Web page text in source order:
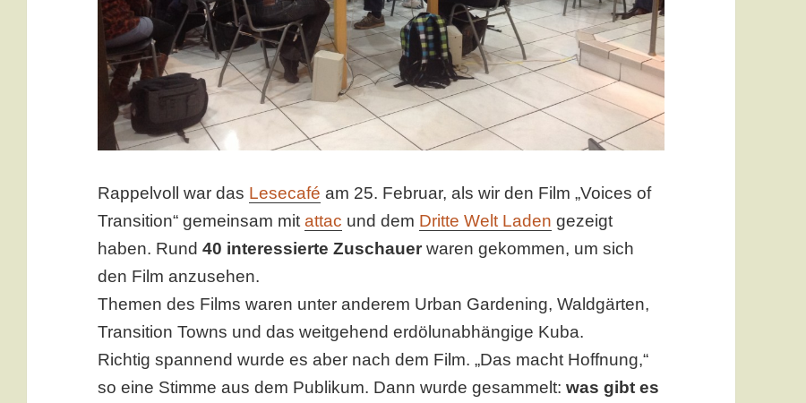
Rappelvoll war das Lesecafé am 25. Februar, als wir den Film „Voices of
Transition“ gemeinsam mitattac und dem Dritte Welt Laden gezeigt
haben. Rund40 interessierte Zuschauer waren gekommen, um sich
den Film anzusehen.
Themen des Films waren unter anderem Urban Gardening, Waldgärten,
Transition Towns und das weitgehend erdölunabhängige Kuba.
Richtig spannend wurde es aber nach dem Film. „Das macht Hoffnung,“
so eine Stimme aus dem Publikum. Dann wurde gesammelt:was gibt es